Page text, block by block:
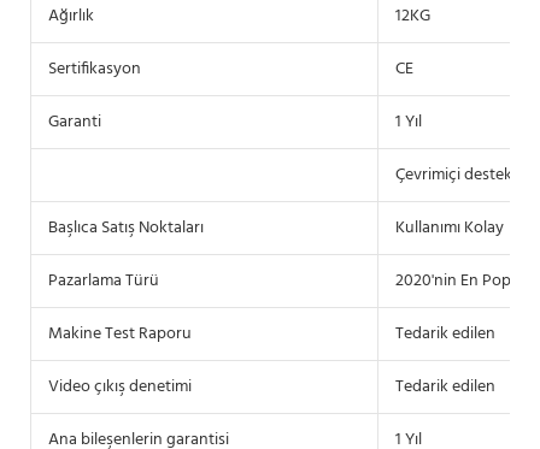
Ağırlık
12KG
Sertifikasyon
CE
Garanti
1 Yıl
Çevrimiçi destek
Başlıca Satış Noktaları
Kullanımı Kolay
Pazarlama Türü
2020'nin En
Makine Test Raporu
Tedarik edilen
Video çıkış denetimi
Tedarik edilen
Ana bileşenlerin garantisi
1 Yıl